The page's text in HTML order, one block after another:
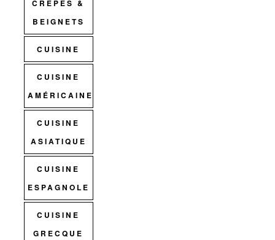
CRÊPES &
BEIGNETS
CUISINE
CUISINE
AMÉRICAINE
CUISINE
ASIATIQUE
CUISINE
ESPAGNOLE
CUISINE
GRECQUE